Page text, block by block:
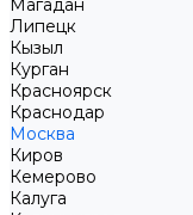
Магадан
Липецк
Кызыл
Курган
Красноярск
Краснодар
Москва
Киров
Кемерово
Калуга